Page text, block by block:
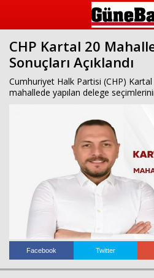
CHP Kartal 20
Sonuçları Açıklandı
Cumhuriyet Halk Partisi (CHP) Kartal
mahallede yapılan delege
Facebook Twitter